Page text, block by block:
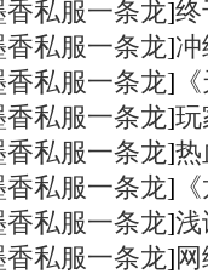
香私服一条龙]终
香私服一条龙]
香私服一条龙]
香私服一条龙]玩
香私服一条龙]热
香私服一条龙]
香私服一条龙]浅
香私服一条龙]